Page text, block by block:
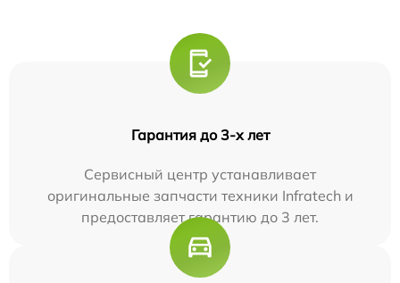
Гарантия до 3-х лет
Сервисный центр устанавливает
оригинальные запчасти техники Infratech и
предоставляет гарантию до 3 лет.